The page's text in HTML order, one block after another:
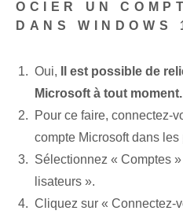
OCIER UN
DANS WINDOWS
Oui,⁤
Il est possible de
Microsoft à tout moment.
Pour ce faire, connectez-
compte Microsoft dans
Sélectionnez « Comptes
lisateurs ».
Cliquez sur « Connectez-